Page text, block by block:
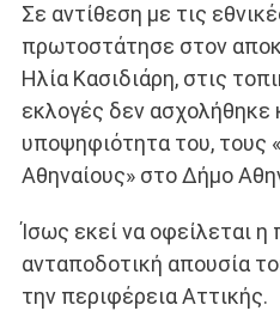
Σε αντίθεση με τις
πρωτοστάτησε στον
Ηλία Κασιδιάρη, στις
εκλογές δεν ασχολήθηκε
υποψηφιότητα του, τους
Αθηναίους» στο Δήμο
Ίσως εκεί να οφείλεται
ανταποδοτική απουσία
την περιφέρεια Αττικής.